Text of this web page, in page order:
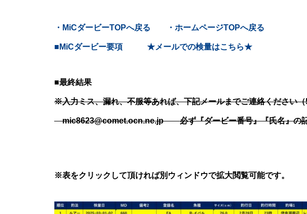
・MiCダービーTOPへ戻る ・ホームページTOPへ戻る
■MiCダービー要項 ★メールでの検量はこちら★
■最終結果
※入力ミス、漏れ、不服等あれば、下記メールまでご連絡ください
mic8623@comet.ocn.ne.jp 必ず『ダービー番号』『氏名』の記
※表をクリックして頂ければ別ウィンドウで拡大閲覧可能です。